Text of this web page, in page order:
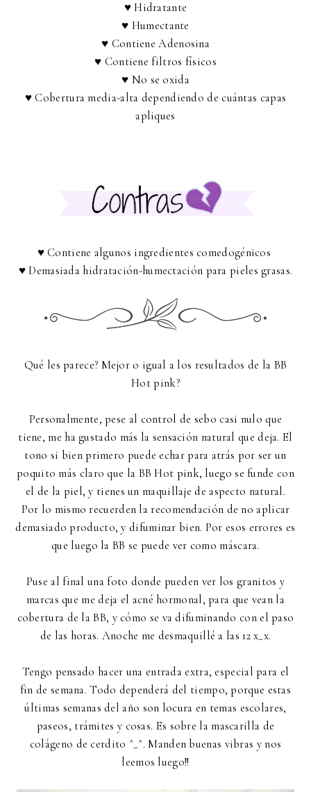
♥ Hidratante
♥ Humectante
♥ Contiene Adenosina
♥ Contiene filtros físicos
♥ No se oxida
♥ Cobertura media-alta dependiendo de cuántas capas
apliques
♥ Contiene algunos ingredientes comedogénicos
♥ Demasiada hidratación-humectación para pieles grasas.
Qué les parece? Mejor o igual a los resultados de la BB
Hot pink?
Personalmente, pese al control de sebo casi nulo que
tiene, me ha gustado más la sensación natural que deja. El
tono si bien primero puede echar para atrás por ser un
poquito más claro que la BB Hot pink, luego se funde con
el de la piel, y tienes un maquillaje de aspecto natural.
Por lo mismo recuerden la recomendación de no aplicar
demasiado producto, y difuminar bien. Por esos errores es
que luego la BB se puede ver como máscara.
Puse al final una foto donde pueden ver los granitos y
marcas que me deja el acné hormonal, para que vean la
cobertura de la BB, y cómo se va difuminando con el paso
de las horas. Anoche me desmaquillé a las 12 x_x.
Tengo pensado hacer una entrada extra, especial para el
fin de semana. Todo dependerá del tiempo, porque estas
últimas semanas del año son locura en temas escolares,
paseos, trámites y cosas. Es sobre la mascarilla de
colágeno de cerdito ^_^. Manden buenas vibras y nos
leemos luego!!